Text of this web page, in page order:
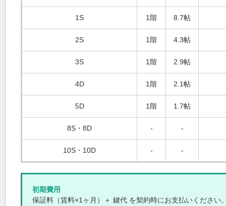
1S 1階 8.7帖
2S 1階 4.3帖
3S 1階 2.9帖
4D 1階 2.1帖
5D 1階 1.7帖
8S・8D - -
10S・10D - -
初期費用
保証料（賃料×1ヶ月）＋ 鍵代 を契約時にお支払いくださ